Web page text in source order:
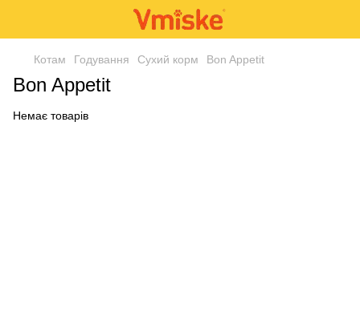
Котам Годування Сухий корм Bon Appetit
Bon Appetit
Немає товарів